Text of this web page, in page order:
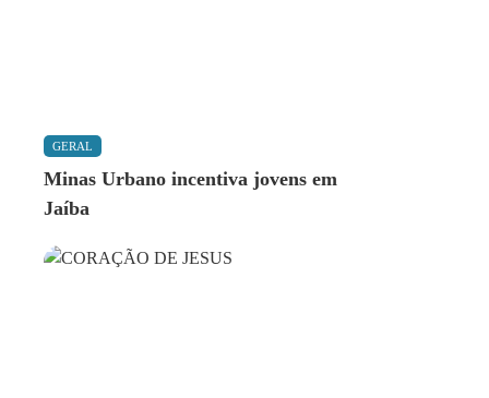
GERAL
Minas Urbano incentiva jovens em
Jaíba